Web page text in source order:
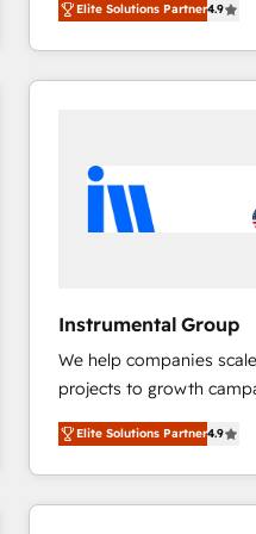
marketing automation,
webdesign. Markentive is both a consulting firm, a
digital agency and an
customers).
Elite Solutions Partner4.9
Instrumental Group
We help companies
projects to growth
Hire an agency that's
HubSpot and willing to
team to simplify the
experience for your
Elite Solutions Partner4.9